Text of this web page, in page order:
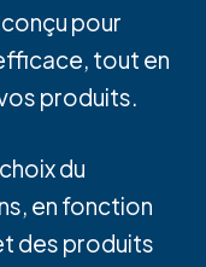
pour
tout en
produits.
du
en fonction
des produits